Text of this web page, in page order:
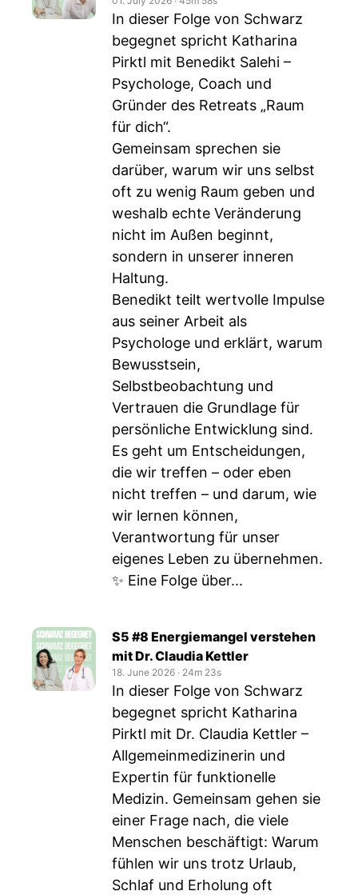
In dieser Folge von Schwarz
begegnet spricht Katharina
Pirktl mit Benedikt Salehi –
Psychologe, Coach und
Gründer des Retreats „Raum
für dich“.
Gemeinsam sprechen sie
darüber, warum wir uns selbst
oft zu wenig Raum geben und
weshalb echte Veränderung
nicht im Außen beginnt,
sondern in unserer inneren
Haltung.
Benedikt teilt wertvolle Impulse
aus seiner Arbeit als
Psychologe und erklärt, warum
Bewusstsein,
Selbstbeobachtung und
Vertrauen die Grundlage für
persönliche Entwicklung sind.
Es geht um Entscheidungen,
die wir treffen – oder eben
nicht treffen – und darum, wie
wir lernen können,
Verantwortung für unser
eigenes Leben zu übernehmen.
✨ Eine Folge über...
S5 #8 Energiemangel verstehen
mit Dr. Claudia Kettler
18. June 2026 ‧ 24m 23s
In dieser Folge von Schwarz
begegnet spricht Katharina
Pirktl mit Dr. Claudia Kettler –
Allgemeinmedizinerin und
Expertin für funktionelle
Medizin. Gemeinsam gehen sie
einer Frage nach, die viele
Menschen beschäftigt: Warum
fühlen wir uns trotz Urlaub,
Schlaf und Erholung oft